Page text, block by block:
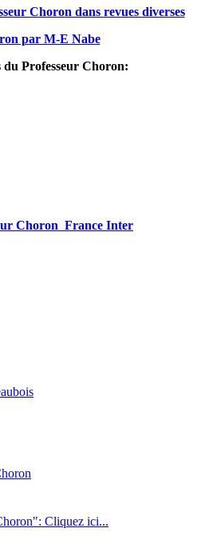
Choron dans revues diverses
par M-E Nabe
du Professeur Choron:
Choron  France Inter
Cliquez ici...